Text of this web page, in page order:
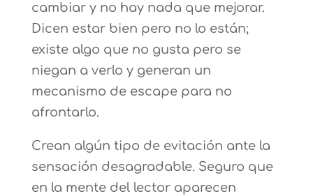
cambiar y no hay nada que mejorar.
Dicen estar bien pero no lo están;
existe algo que no gusta pero se
niegan a verlo y generan un
mecanismo de escape para no
afrontarlo.
Crean algún tipo de evitación ante la
sensación desagradable. Seguro que
en la mente del lector aparecen